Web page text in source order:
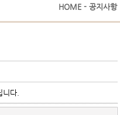
HOME - 공지사항
다.